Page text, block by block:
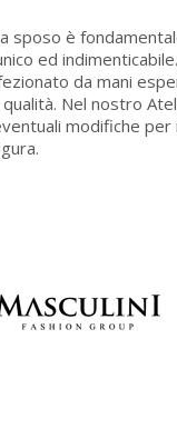
sposo è
ed
da mani
Nel nostro
modifiche per